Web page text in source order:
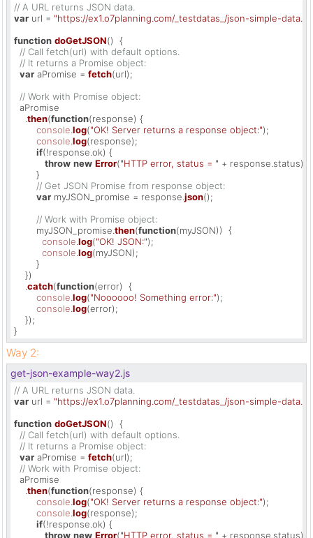
// A URL returns JSON data.
var url = "https://ex1.o7planning.com/_testdatas_/json-simple-
function doGetJSON()  {
// Call fetch(url) with default options.
// It returns a Promise object:
var aPromise = fetch(url);
// Work with Promise object:
  aPromise
then(function(response) {
console log("OK! Server returns a response object:");
console log(response);
if(!response. ok) {
throw new Error("HTTP error, status = " + response. status);
        }
// Get JSON Promise from response object:
var myJSON_promise = response. json();
// Work with Promise object:
        myJSON_promise.
then(function(myJSON))  {
console log("OK! JSON:");
console log(myJSON);
        }
    })
catch(function(error)  {
console log("Noooooo! Something error:");
console log(error);
    });
}
Way 2:
get-json-example-way2.js
// A URL returns JSON data.
var url = "https://ex1.o7planning.com/_testdatas_/json-simple-
function doGetJSON()  {
// Call fetch(url) with default options.
// It returns a Promise object:
var aPromise = fetch(url);
// Work with Promise object:
  aPromise
then(function(response) {
console log("OK! Server returns a response object:");
console log(response);
if(!response. ok) {
throw new Error("HTTP error, status = " + response. status);